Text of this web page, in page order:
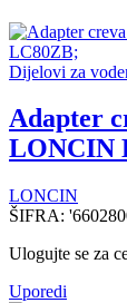
Dijelovi za
Adapter
LONCIN
LONCIN
ŠIFRA:
Ulogujte se za
Uporedi